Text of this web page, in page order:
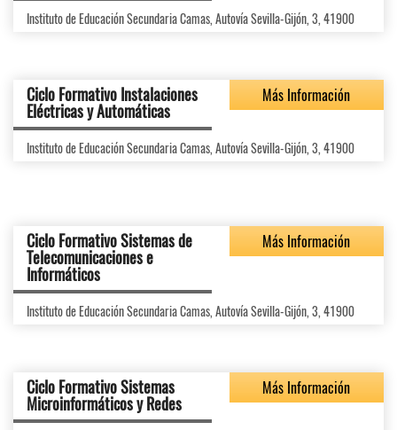
Instituto de Educación Secundaria Camas, Autovía Sevilla-Gijón, 3, 41900
Ciclo Formativo Instalaciones
Eléctricas y Automáticas
Más Información
Instituto de Educación Secundaria Camas, Autovía Sevilla-Gijón, 3, 41900
Ciclo Formativo Sistemas de
Telecomunicaciones e
Informáticos
Más Información
Instituto de Educación Secundaria Camas, Autovía Sevilla-Gijón, 3, 41900
Ciclo Formativo Sistemas
Microinformáticos y Redes
Más Información